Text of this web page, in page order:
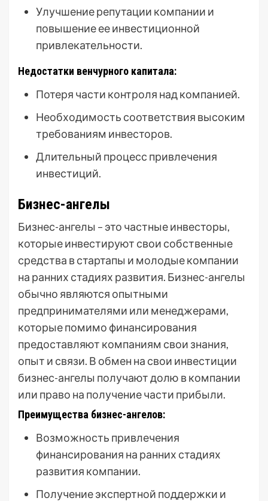
Улучшение репутации компании и
повышение ее инвестиционной
привлекательности.
Недостатки венчурного капитала:
Потеря части контроля над компанией.
Необходимость соответствия высоким
требованиям инвесторов.
Длительный процесс привлечения
инвестиций.
Бизнес-ангелы
Бизнес-ангелы – это частные инвесторы,
которые инвестируют свои собственные
средства в стартапы и молодые компании
на ранних стадиях развития. Бизнес-ангелы
обычно являются опытными
предпринимателями или менеджерами,
которые помимо финансирования
предоставляют компаниям свои знания,
опыт и связи. В обмен на свои инвестиции
бизнес-ангелы получают долю в компании
или право на получение части прибыли.
Преимущества бизнес-ангелов:
Возможность привлечения
финансирования на ранних стадиях
развития компании.
Получение экспертной поддержки и